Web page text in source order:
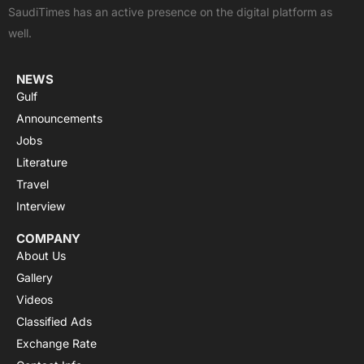
k
e
p
a
SaudiTimes has an active presence on the digital platform as
well.
NEWS
Gulf
Announcements
Jobs
Literature
Travel
Interview
COMPANY
About Us
Gallery
Videos
Classified Ads
Exchange Rate